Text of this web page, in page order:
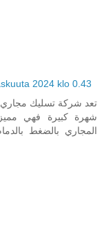
2024 klo 0.43
تعد شركة تسليك مجاري
شهرة كبيرة فهي
المجاري بالضغط